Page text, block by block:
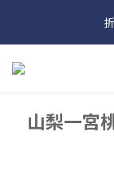
日本接近假期，
日本接近假期，
山梨一宮